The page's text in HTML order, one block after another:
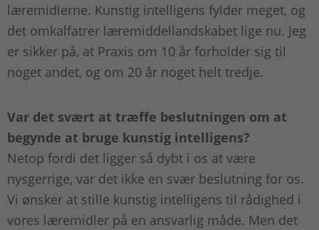
læremidlerne. Kunstig intelligens fylder meget, og
det omkalfatrer læremiddellandskabet lige nu. Jeg
er sikker på, at Praxis om 10 år forholder sig til
noget andet, og om 20 år noget helt tredje.
Var det svært at træffe beslutningen om at
begynde at bruge kunstig intelligens?
Netop fordi det ligger så dybt i os at være
nysgerrige, var det ikke en svær beslutning for os.
Vi ønsker at stille kunstig intelligens til rådighed i
vores læremidler på en ansvarlig måde. Men det